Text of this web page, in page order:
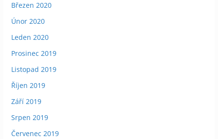
Březen 2020
Únor 2020
Leden 2020
Prosinec 2019
Listopad 2019
Říjen 2019
Září 2019
Srpen 2019
Červenec 2019